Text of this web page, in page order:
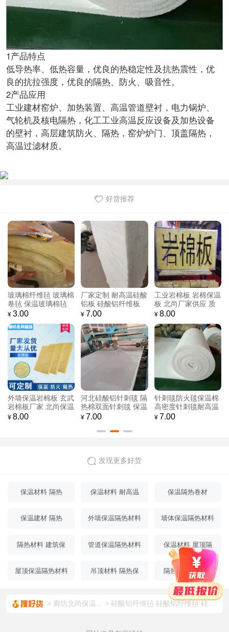
1产品特点
低导热率、低热容量，优良的热稳定性及抗热震性，优
良的抗拉强度，优良的隔热、防火、吸音性。
2产品应用
工业建材窑炉、加热装置、高温管道壁衬，电力锅炉、
气轮机及核电隔热，化工工业高温反应设备及加热设备
的壁衬，高层建筑防火、隔热，窑炉炉门、顶盖隔热，
高温过滤材质。
好货推荐
北尚 硅酸铝针刺毯
硅酸铝纤维毡 实力厂
家批发价
¥ 7.00
硅酸铝纤维毡 硅酸铝
纤维毡 硅酸铝保温棉
现货供应
¥ 7.00
北尚 大量销售 硅酸
铝针刺毯 窑炉隔热防
火硅酸铝针刺毯 硅酸
¥ 7.00
硅酸铝针刺毯厂家批
发 硅酸铝针刺毯 保
温硅酸铝量大优惠 北
¥ 7.00
长期供应 硅酸铝针刺
毯 硅酸铝纤维毡 隔
热纤维毡
¥ 7.00
北尚 陶瓷纤维毯 硅
酸铝针刺毯 含锆纤维
毯 北尚
¥ 7.00
发现更多好货
保温材料 隔热 保温材料 耐高温 保温隔热卷材
保温建材 隔热 外墙保温隔热材料 墙体保温隔热材料
隔热材料 建筑保 管道保温隔热材料 保温材料 屋顶隔
屋顶保温隔热材料
吊顶材料 隔热保 隔热材料 屋顶保
温
廊坊北尚保温... 硅酸铝纤维毡 硅酸铝纤维毡 硅酸铝保温棉 现货供应